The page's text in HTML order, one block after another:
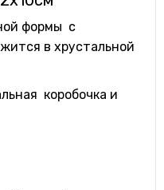
формы с
в хрустальной
коробочка и